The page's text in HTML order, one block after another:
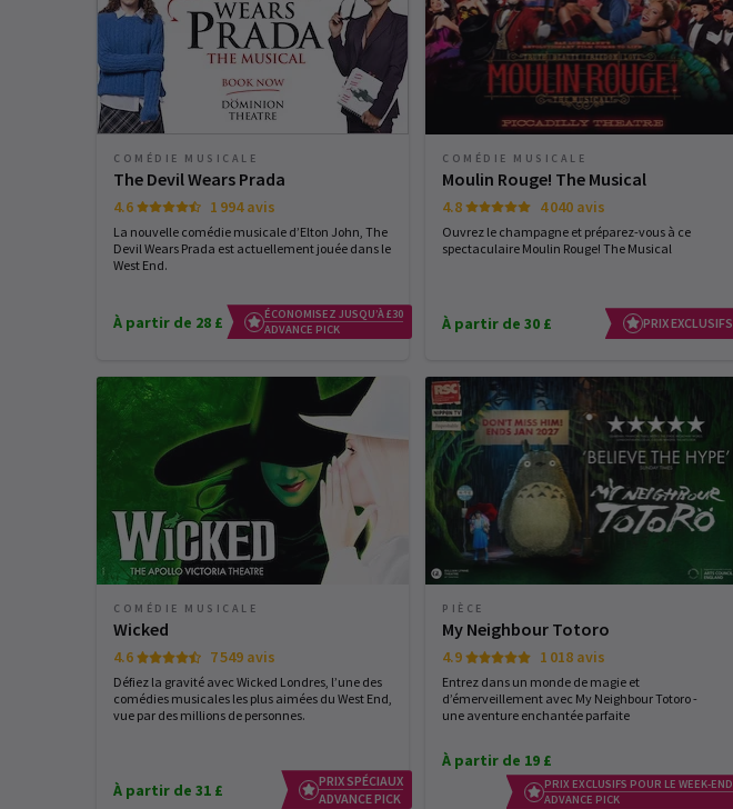
COMÉDIE MUSICALE
The Devil Wears Prada
4.6 1 994 avis
La nouvelle comédie musicale d’Elton John, The
Devil Wears Prada est actuellement jouée dans le
West End.
À partir de 28 £
ÉCONOMISEZ JUSQU’À £30
ADVANCE PICK
COMÉDIE MUSICALE
Moulin Rouge! The Musical
4.8 4 040 avis
Ouvrez le champagne et préparez-vous à ce
spectaculaire Moulin Rouge! The Musical
À partir de 30 £ PRIX EXCLUSIFS
COMÉDIE MUSICALE
Wicked
4.6 7 549 avis
Défiez la gravité avec Wicked Londres, l’une des
comédies musicales les plus aimées du West End,
vue par des millions de personnes.
À partir de 31 £
PRIX SPÉCIAUX
ADVANCE PICK
PIÈCE
My Neighbour Totoro
4.9 1 018 avis
Entrez dans un monde de magie et
d’émerveillement avec My Neighbour Totoro -
une aventure enchantée parfaite
À partir de 19 £
PRIX EXCLUSIFS POUR LE WEEK-END
ADVANCE PICK